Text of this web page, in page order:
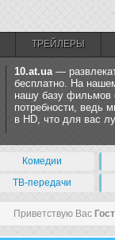
ТРЕЙЛЕРЫ
10.at.ua—
бесплатно. На
нашу базу фильмов
потребности, ведь
в HD, что для вас
Комедии
ТВ-передачи
Приветствую Вас